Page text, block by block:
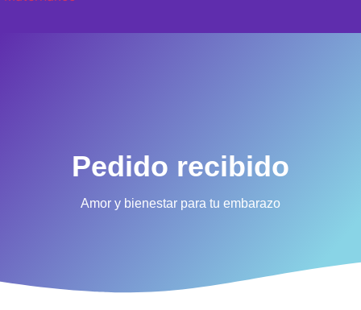
Pedido recibido
Amor y bienestar para tu embarazo